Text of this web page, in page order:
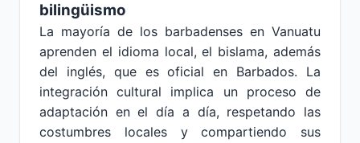
bilingüismo
La mayoría de los barbadenses en Vanuatu
aprenden el idioma local, el bislama, además
del inglés, que es oficial en Barbados. La
integración cultural implica un proceso de
adaptación en el día a día, respetando las
costumbres locales y compartiendo sus